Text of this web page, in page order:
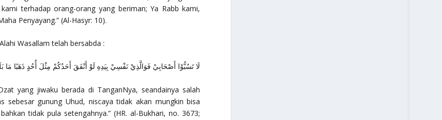
terhadap orang-orang yang beriman; Ya Rabb kami,
Penyayang.”(Al-Hasyr: 10).
Wasallam telah bersabda :
لَا تَسُبُّوْا أَصْحَابِيْ فَوَالَّذِيْ نَفْسِيْ بِيَدِهِ لَوْ أَنْفَقَ أَحَدُكُمْ مِثْلَ أُحُدٍ ذَهَبًا مَا
yang jiwaku berada di TanganNya, seandainya salah
sebesar gunung Uhud, niscaya tidak akan mungkin bisa
tidak pula setengahnya.” (HR. al-Bukhari, no. 3673;